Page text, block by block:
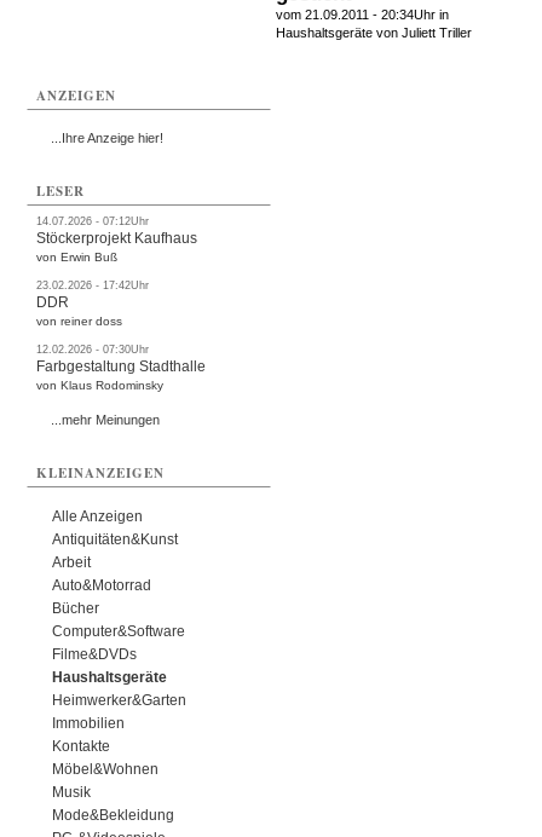
vom 21.09.2011 - 20:34Uhr in
Haushaltsgeräte von Juliett Triller
ANZEIGEN
...Ihre Anzeige hier!
LESER
14.07.2026 - 07:12Uhr
Stöckerprojekt Kaufhaus
von Erwin Buß
23.02.2026 - 17:42Uhr
DDR
von reiner doss
12.02.2026 - 07:30Uhr
Farbgestaltung Stadthalle
von Klaus Rodominsky
...mehr Meinungen
KLEINANZEIGEN
Alle Anzeigen
Antiquitäten&Kunst
Arbeit
Auto&Motorrad
Bücher
Computer&Software
Filme&DVDs
Haushaltsgeräte
Heimwerker&Garten
Immobilien
Kontakte
Möbel&Wohnen
Musik
Mode&Bekleidung